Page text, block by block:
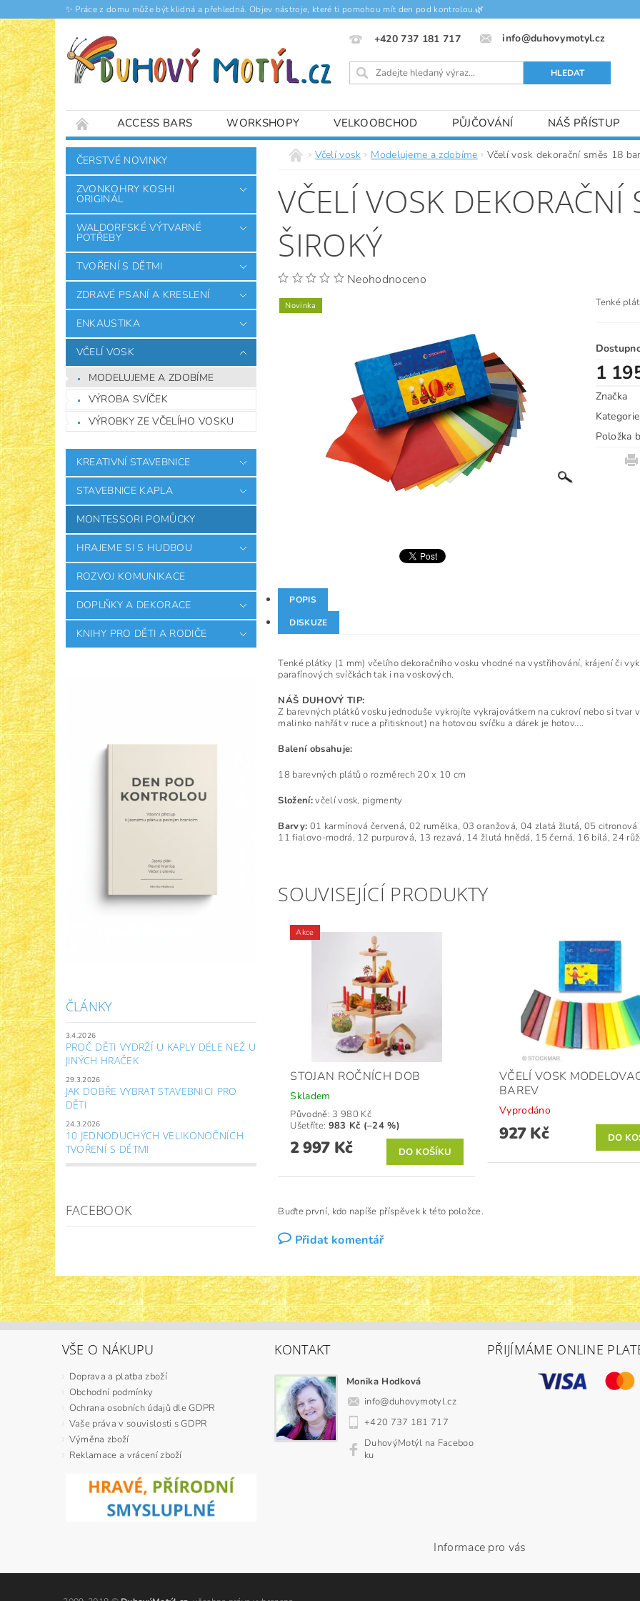
✨ Práce z domu může být klidná a přehledná. Objev nástroje, které ti pomohou mít den pod kontrolou.🌿
+420 737 181 717 info@duhovymotyl.cz
ACCESS BARS WORKSHOPY VELKOOBCHOD PŮJČOVÁNÍ
NÁŠ PŘÍSTUP
ČLÁNKY
ČERSTVÉ NOVINKY
ZVONKOHRY KOSHI
ORIGINÁL
WALDORFSKÉ VÝTVARNÉ
POTŘEBY
TVOŘENÍ S DĚTMI
ZDRAVÉ PSANÍ A KRESLENÍ
ENKAUSTIKA
VČELÍ VOSK
MODELUJEME A ZDOBÍME
VÝROBA SVÍČEK
VÝROBKY ZE VČELÍHO VOSKU
KREATIVNÍ STAVEBNICE
STAVEBNICE KAPLA
MONTESSORI POMŮCKY
HRAJEME SI S HUDBOU
ROZVOJ KOMUNIKACE
DOPLŇKY A DEKORACE
KNIHY PRO DĚTI A RODIČE
ČLÁNKY
3.4.2026
PROČ DĚTI VYDRŽÍ U KAPLY DÉLE NEŽ U
JINÝCH HRAČEK
29.3.2026
JAK DOBŘE VYBRAT STAVEBNICI PRO
DĚTI
24.3.2026
10 JEDNODUCHÝCH VELIKONOČNÍCH
TVOŘENÍ S DĚTMI
FACEBOOK
Včelí vosk Modelujeme a zdobíme Včelí vosk dekorační směs 18
VČELÍ VOSK DEKORAČNÍ
ŠIROKÝ
Neohodnoceno
Novinka Tenké
1
Značka
Kategorie
Položka
POPIS
DISKUZE
Tenké plátky (1 mm) včelího dekoračního vosku vhodné na vystřihování, krájení či
parafínových svíčkách tak i na voskových.
NÁŠ DUHOVÝ TIP:
Z barevných plátků vosku jednoduše vykrojíte vykrajovátkem na cukroví nebo si
malinko nahřát v ruce a přitisknout) na hotovou svíčku a dárek je hotov....
Balení obsahuje:
18 barevných plátů o rozměrech 20 x 10 cm
Složení:včelí vosk, pigmenty
Barvy: 01 karmínová červená, 02 rumělka, 03 oranžová, 04 zlatá žlutá, 05
11 fialovo-modrá, 12 purpurová, 13 rezavá, 14 žlutá hnědá, 15 černá, 16 bílá, 24
SOUVISEJÍCÍ PRODUKTY
Akce
STOJAN ROČNÍCH DOB
Skladem
Původně: 3 980 Kč
Ušetříte: 983 Kč (–24 %)
2 997 Kč
VČELÍ VOSK
BAREV
Vyprodáno
927 Kč
Buďte první, kdo napíše příspěvek k této položce.
Přidat komentář
VŠE O NÁKUPU
Doprava a platba zboží
Obchodní podmínky
Ochrana osobních údajů dle GDPR
Vaše práva v souvislosti s GDPR
Výměna zboží
Reklamace a vrácení zboží
KONTAKT
Monika Hodková
info@duhovymotyl.cz
+420 737 181 717
DuhovýMotýl na Faceboo
ku
PŘIJÍMÁME ONLINE
Informace pro vás